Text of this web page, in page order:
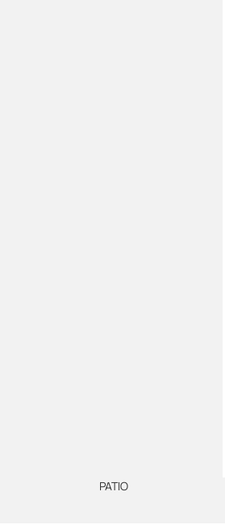
PATIO